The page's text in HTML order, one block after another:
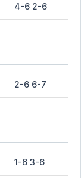
4-6 2-6
2-6 6-7
1-6 3-6